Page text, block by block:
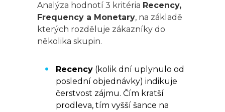
Analýza hodnotí 3 kritéria Recency,
Frequency a Monetary, na základě
kterých rozděluje zákazníky do
několika skupin.
Recency (kolik dní uplynulo od
poslední objednávky) indikuje
čerstvost zájmu. Čím kratší
prodleva, tím vyšší šance na